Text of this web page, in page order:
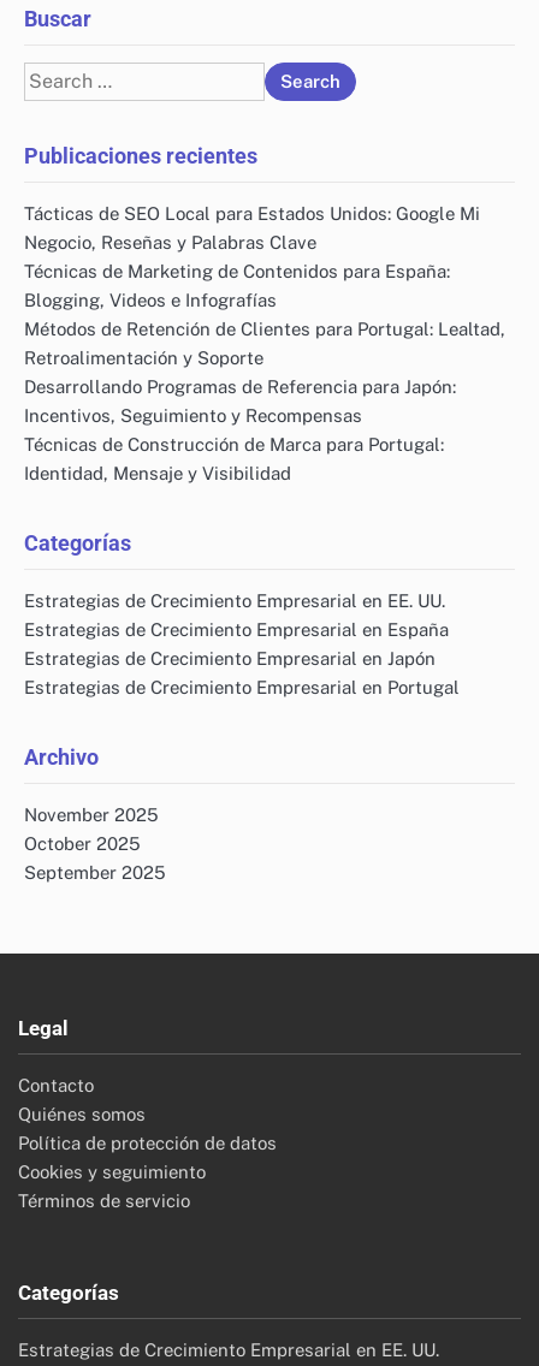
Buscar
Search
for:
Publicaciones recientes
Tácticas de SEO Local para Estados Unidos: Google Mi
Negocio, Reseñas y Palabras Clave
Técnicas de Marketing de Contenidos para España:
Blogging, Videos e Infografías
Métodos de Retención de Clientes para Portugal: Lealtad,
Retroalimentación y Soporte
Desarrollando Programas de Referencia para Japón:
Incentivos, Seguimiento y Recompensas
Técnicas de Construcción de Marca para Portugal:
Identidad, Mensaje y Visibilidad
Categorías
Estrategias de Crecimiento Empresarial en EE. UU.
Estrategias de Crecimiento Empresarial en España
Estrategias de Crecimiento Empresarial en Japón
Estrategias de Crecimiento Empresarial en Portugal
Archivo
November 2025
October 2025
September 2025
Legal
Contacto
Quiénes somos
Política de protección de datos
Cookies y seguimiento
Términos de servicio
Categorías
Estrategias de Crecimiento Empresarial en EE. UU.